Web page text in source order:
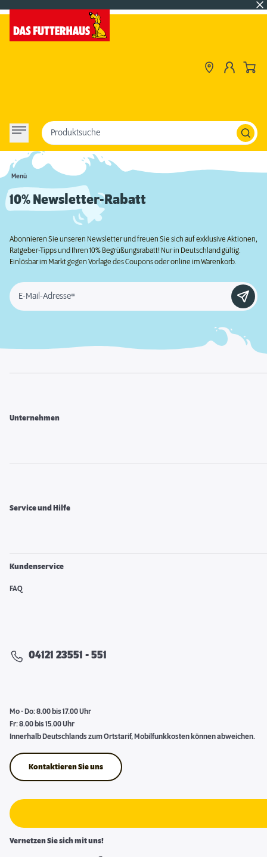
Menü
Produktsuche
10% Newsletter-Rabatt
Abonnieren Sie unseren Newsletter und freuen Sie sich auf exklusive Aktionen,
Ratgeber-Tipps und Ihren 10% Begrüßungsrabatt! Nur in Deutschland gültig.
Einlösbar im Markt gegen Vorlage des Coupons oder online im Warenkorb.
E-Mail-Adresse*
Unternehmen
Service und Hilfe
Kundenservice
FAQ
04121 23551 - 551
Mo - Do: 8.00 bis 17.00 Uhr
Fr: 8.00 bis 15.00 Uhr
Innerhalb Deutschlands zum Ortstarif, Mobilfunkkosten können abweichen.
Kontaktieren Sie uns
Vernetzen Sie sich mit uns!